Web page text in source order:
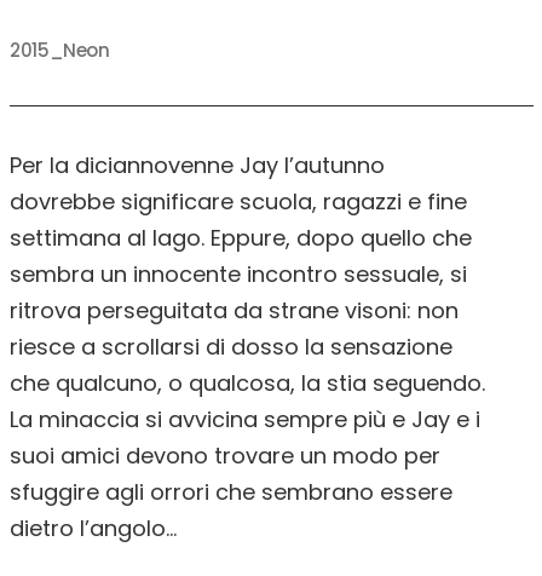
2015_Neon
Per la diciannovenne Jay l’autunno
dovrebbe significare scuola, ragazzi e fine
settimana al lago. Eppure, dopo quello che
sembra un innocente incontro sessuale, si
ritrova perseguitata da strane visoni: non
riesce a scrollarsi di dosso la sensazione
che qualcuno, o qualcosa, la stia seguendo.
La minaccia si avvicina sempre più e Jay e i
suoi amici devono trovare un modo per
sfuggire agli orrori che sembrano essere
dietro l’angolo…